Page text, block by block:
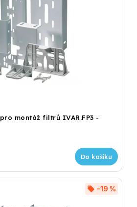
montáž filtrů IVAR.FP3 -
Do košíku
–19 %